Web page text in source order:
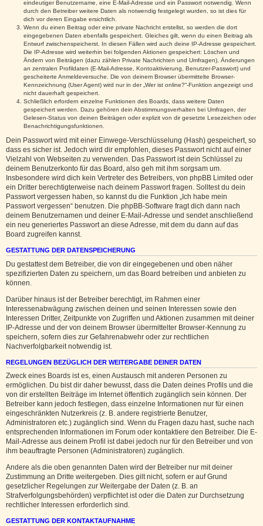
eindeutiger Benutzername, eine E-Mail-Adresse und ein Passwort notwendig. Wenn
durch den Betreiber weitere Daten als notwendig festgelegt wurden, so ist dies für
dich vor deren Eingabe ersichtlich.
Wenn du einen Beitrag oder eine private Nachricht erstellst, so werden die dort
eingegebenen Daten ebenfalls gespeichert. Gleiches gilt, wenn du einen Beitrag als
Entwurf zwischenspeicherst. In diesen Fällen wird auch deine IP-Adresse gespeichert.
Die IP-Adresse wird weiterhin bei folgenden Aktionen gespeichert: Löschen und
Ändern von Beiträgen (dazu zählen Private Nachrichten und Umfragen), Änderungen
an zentralen Profildaten (E-Mail-Adresse, Kontoaktivierung, Benutzer-Passwort) und
gescheiterte Anmeldeversuche. Die von deinem Browser übermittelte Browser-
Kennzeichnung (User Agent) wird nur in der „Wer ist online?“-Funktion angezeigt und
nicht dauerhaft gespeichert.
Schließlich erfordern einzelne Funktionen des Boards, dass weitere Daten
gespeichert werden. Dazu gehören dein Abstimmungsverhalten bei Umfragen, der
Gelesen-Status von deinen Beiträgen oder explizit von dir gesetzte Lesezeichen oder
Benachrichtigungsfunktionen.
Dein Passwort wird mit einer Einwege-Verschlüsselung (Hash) gespeichert, so
dass es sicher ist. Jedoch wird dir empfohlen, dieses Passwort nicht auf einer
Vielzahl von Webseiten zu verwenden. Das Passwort ist dein Schlüssel zu
deinem Benutzerkonto für das Board, also geh mit ihm sorgsam um.
Insbesondere wird dich kein Vertreter des Betreibers, von phpBB Limited oder
ein Dritter berechtigterweise nach deinem Passwort fragen. Solltest du dein
Passwort vergessen haben, so kannst du die Funktion „Ich habe mein
Passwort vergessen“ benutzen. Die phpBB-Software fragt dich dann nach
deinem Benutzernamen und deiner E-Mail-Adresse und sendet anschließend
ein neu generiertes Passwort an diese Adresse, mit dem du dann auf das
Board zugreifen kannst.
GESTATTUNG DER DATENSPEICHERUNG
Du gestattest dem Betreiber, die von dir eingegebenen und oben näher
spezifizierten Daten zu speichern, um das Board betreiben und anbieten zu
können.
Darüber hinaus ist der Betreiber berechtigt, im Rahmen einer
Interessenabwägung zwischen deinen und seinen Interessen sowie den
Interessen Dritter, Zeitpunkte von Zugriffen und Aktionen zusammen mit deiner
IP-Adresse und der von deinem Browser übermittelter Browser-Kennung zu
speichern, sofern dies zur Gefahrenabwehr oder zur rechtlichen
Nachverfolgbarkeit notwendig ist.
REGELUNGEN BEZÜGLICH DER WEITERGABE DEINER DATEN
Zweck eines Boards ist es, einen Austausch mit anderen Personen zu
ermöglichen. Du bist dir daher bewusst, dass die Daten deines Profils und die
von dir erstellten Beiträge im Internet öffentlich zugänglich sein können. Der
Betreiber kann jedoch festlegen, dass einzelne Informationen nur für einen
eingeschränkten Nutzerkreis (z. B. andere registrierte Benutzer,
Administratoren etc.) zugänglich sind. Wenn du Fragen dazu hast, suche nach
entsprechenden Informationen im Forum oder kontaktiere den Betreiber. Die E-
Mail-Adresse aus deinem Profil ist dabei jedoch nur für den Betreiber und von
ihm beauftragte Personen (Administratoren) zugänglich.
Andere als die oben genannten Daten wird der Betreiber nur mit deiner
Zustimmung an Dritte weitergeben. Dies gilt nicht, sofern er auf Grund
gesetzlicher Regelungen zur Weitergabe der Daten (z. B. an
Strafverfolgungsbehörden) verpflichtet ist oder die Daten zur Durchsetzung
rechtlicher Interessen erforderlich sind.
GESTATTUNG DER KONTAKTAUFNAHME